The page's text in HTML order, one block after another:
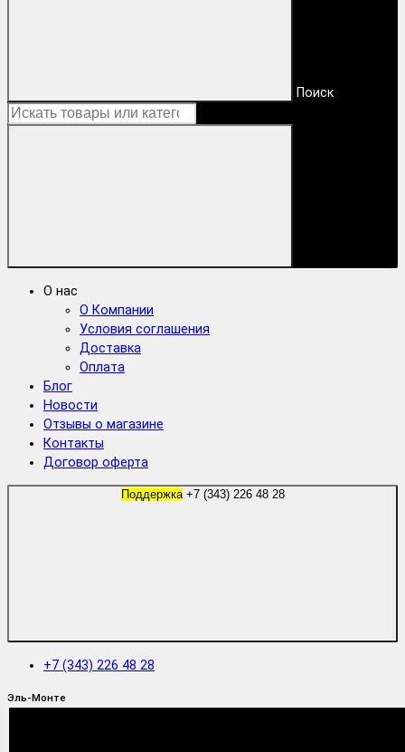
Поиск
О нас
О Компании
Условия соглашения
Доставка
Оплата
Блог
Новости
Отзывы о магазине
Контакты
Договор оферта
Поддержка +7 (343) 226 48 28
+7 (343) 226 48 28
Эль-Монте